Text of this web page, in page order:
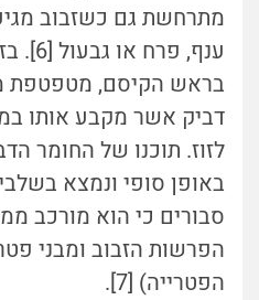
מתרחשת גם כשזבוב
ענף,
בראש הקיסם, מטפטפת
דביק אשר מקבע אותו
לזוז. תוכנו של החומר
באופן סופי ונמצא
סבורים כי הוא מורכב
הפרשות הזבוב ומבני
הפטרייה) [7].